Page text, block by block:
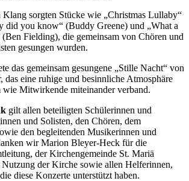
Klang sorgten Stücke wie „Christmas Lullaby“
did you know“ (Buddy Greene) und „What a
Fielding), die gemeinsam von Chören und
gesungen wurden.
das gemeinsam gesungene „Stille Nacht“ von
das eine ruhige und besinnliche Atmosphäre
Mitwirkende miteinander verband.
gilt allen beteiligten Schülerinnen und
und Solisten, den Chören, dem
den begleitenden Musikerinnen und
wir Marion Bleyer-Heck für die
der Kirchengemeinde St. Mariä
der Kirche sowie allen Helferinnen,
diese Konzerte unterstützt haben.